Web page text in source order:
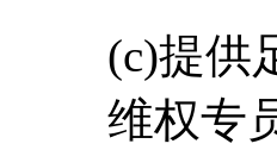
(c)提供
维权专